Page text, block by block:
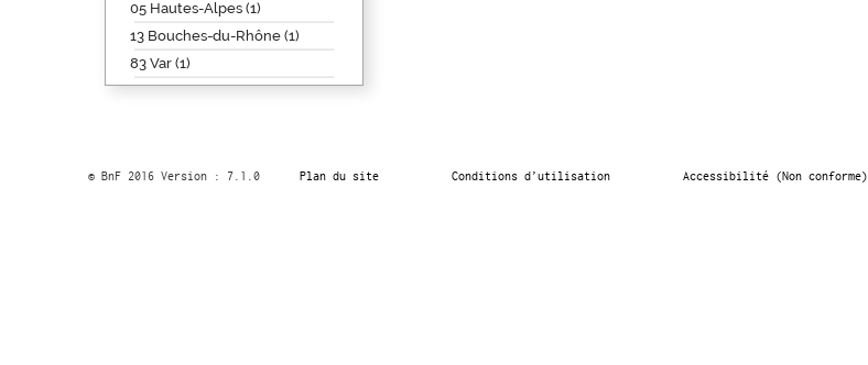
05 Hautes-Alpes (1)
13 Bouches-du-Rhône (1)
83 Var (1)
© BnF 2016 Version : 7.1.0 Plan du site Conditions d’utilisation Accessibilité (Non conforme)